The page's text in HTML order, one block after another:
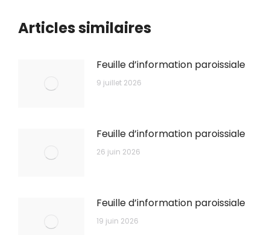
Articles similaires
Feuille d’information paroissiale
9 juillet 2026
Feuille d’information paroissiale
26 juin 2026
Feuille d’information paroissiale
19 juin 2026